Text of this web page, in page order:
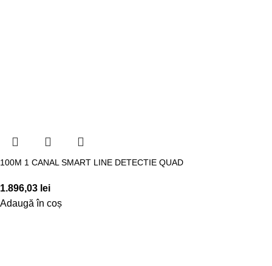
100M 1 CANAL SMART LINE DETECTIE QUAD
1.896,03 lei
Adaugă în coș